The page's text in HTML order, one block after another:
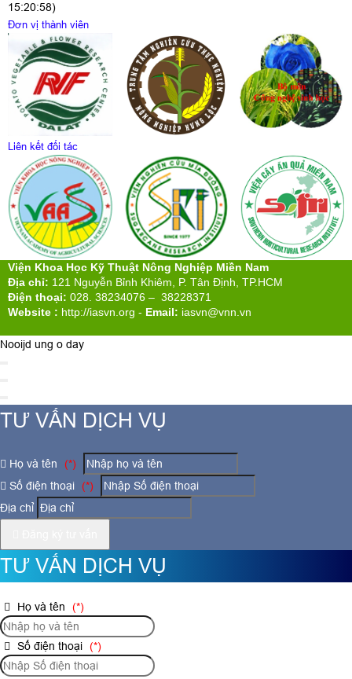
15:20:58)
Đơn vị thành viên
Liên kết đối tác
Viện Khoa Học Kỹ Thuật Nông Nghiệp Miền Nam
Địa chỉ: 121 Nguyễn Bỉnh Khiêm, P. Tân Định, TP.HCM
Điện thoại: 028. 38234076 – 38228371
Website : http://iasvn.org - Email: iasvn@vnn.vn
Nooijd ung o day
TƯ VẤN DỊCH VỤ
Họ và tên
(*)
Số điện thoại
(*)
Địa chỉ
TƯ VẤN DỊCH VỤ
Họ và tên (*)
Số điện thoại (*)